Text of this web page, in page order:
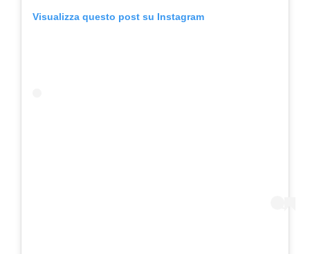
Visualizza questo post su Instagram